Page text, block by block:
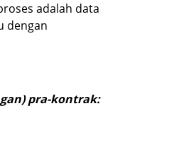
adalah data
dengan
pra-kontrak: